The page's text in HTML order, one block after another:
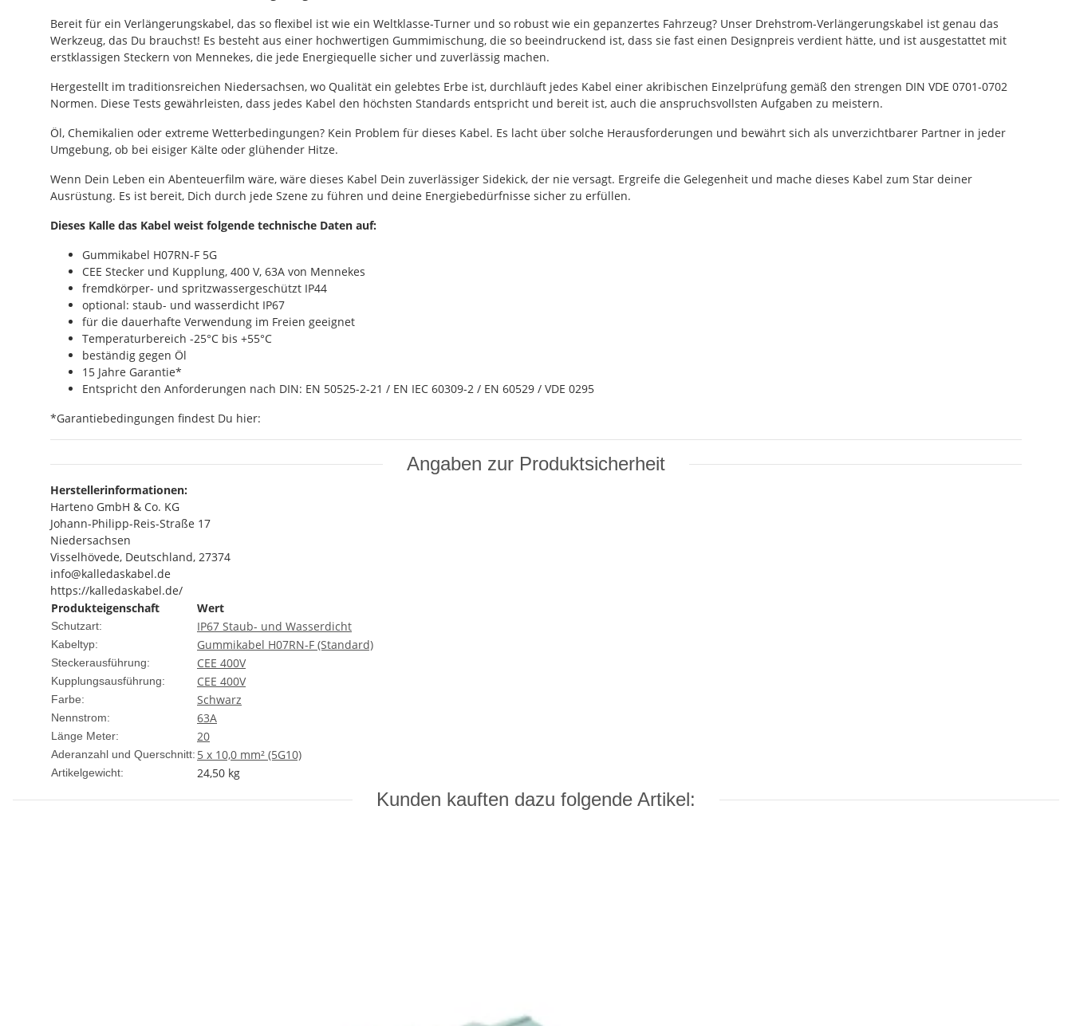
Bereit für ein Verlängerungskabel, das so flexibel ist wie ein Weltklasse-Turner und so robust wie ein gepanzertes Fahrzeug? Unser Drehstrom-Verlängerungskabel ist genau das
Werkzeug, das Du brauchst! Es besteht aus einer hochwertigen Gummimischung, die so beeindruckend ist, dass sie fast einen Designpreis verdient hätte, und ist ausgestattet mit
erstklassigen Steckern von Mennekes, die jede Energiequelle sicher und zuverlässig machen.
Hergestellt im traditionsreichen Niedersachsen, wo Qualität ein gelebtes Erbe ist, durchläuft jedes Kabel einer akribischen Einzelprüfung gemäß den strengen DIN VDE 0701-0702
Normen. Diese Tests gewährleisten, dass jedes Kabel den höchsten Standards entspricht und bereit ist, auch die anspruchsvollsten Aufgaben zu meistern.
Öl, Chemikalien oder extreme Wetterbedingungen? Kein Problem für dieses Kabel. Es lacht über solche Herausforderungen und bewährt sich als unverzichtbarer Partner in jeder
Umgebung, ob bei eisiger Kälte oder glühender Hitze.
Wenn Dein Leben ein Abenteuerfilm wäre, wäre dieses Kabel Dein zuverlässiger Sidekick, der nie versagt. Ergreife die Gelegenheit und mache dieses Kabel zum Star deiner
Ausrüstung. Es ist bereit, Dich durch jede Szene zu führen und deine Energiebedürfnisse sicher zu erfüllen.
Dieses Kalle das Kabel weist folgende technische Daten auf:
Gummikabel H07RN-F 5G
CEE Stecker und Kupplung, 400 V, 63A von Mennekes
fremdkörper- und spritzwassergeschützt IP44
optional: staub- und wasserdicht IP67
für die dauerhafte Verwendung im Freien geeignet
Temperaturbereich -25°C bis +55°C
beständig gegen Öl
15 Jahre Garantie*
Entspricht den Anforderungen nach DIN: EN 50525-2-21 / EN IEC 60309-2 / EN 60529 / VDE 0295
*Garantiebedingungen findest Du hier:
Angaben zur Produktsicherheit
Herstellerinformationen:
Harteno GmbH & Co. KG
Johann-Philipp-Reis-Straße 17
Niedersachsen
Visselhövede, Deutschland, 27374
info@kalledaskabel.de
https://kalledaskabel.de/
Produkteigenschaft
Wert
Schutzart: IP67 Staub- und Wasserdicht
Kabeltyp: Gummikabel H07RN-F (Standard)
Steckerausführung: CEE 400V
Kupplungsausführung: CEE 400V
Farbe: Schwarz
Nennstrom: 63A
Länge Meter: 20
Aderanzahl und Querschnitt: 5 x 10,0 mm² (5G10)
Artikelgewicht: 24,50 kg
Kunden kauften dazu folgende Artikel: